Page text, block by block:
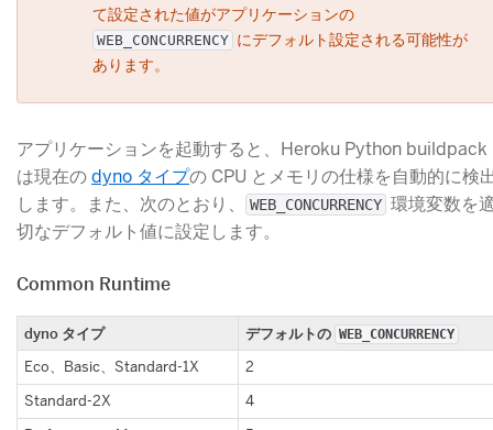
て設定された値がアプリケーションの
WEB_CONCURRENCY ​ にデフォルト設定される可能性が
あります。
アプリケーションを起動すると、Heroku Python buildpack
は現在のdyno タイプの CPU とメモリの仕様を自動的に検
します。また、次のとおり、
WEB_CONCURRENCY
環境変数を
切なデフォルト値に設定します。
Common Runtime
​dyno タイプ ​デフォルトの ​WEB_CONCURRENCY
​Eco、Basic、Standard-1X
​2
​Standard-2X
​4